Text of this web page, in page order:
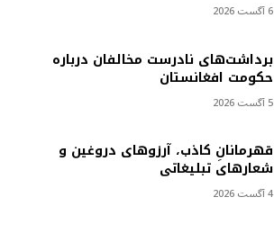
6 آگست 2026
برداشت‌های نادرست مخالفان درباره
حکومت افغانستان
5 آگست 2026
قهرمانانِ کاذب، آرزوهای دروغین و
شعارهای تبلیغاتی
4 آگست 2026